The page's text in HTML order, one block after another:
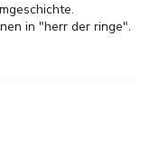
in "herr der ringe".